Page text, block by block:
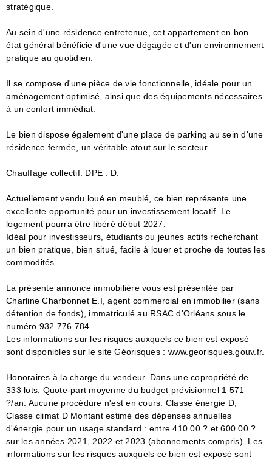
stratégique.
Au sein d'une résidence entretenue, cet appartement en bon
état général bénéficie d'une vue dégagée et d'un environnement
pratique au quotidien.
Il se compose d'une pièce de vie fonctionnelle, idéale pour un
aménagement optimisé, ainsi que des équipements nécessaires
à un confort immédiat.
Le bien dispose également d'une place de parking au sein d'une
résidence fermée, un véritable atout sur le secteur.
Chauffage collectif. DPE : D.
Actuellement vendu loué en meublé, ce bien représente une
excellente opportunité pour un investissement locatif. Le
logement pourra être libéré début 2027.
Idéal pour investisseurs, étudiants ou jeunes actifs recherchant
un bien pratique, bien situé, facile à louer et proche de toutes les
commodités.
La présente annonce immobilière vous est présentée par
Charline Charbonnet E.I, agent commercial en immobilier (sans
détention de fonds), immatriculé au RSAC d'Orléans sous le
numéro 932 776 784.
Les informations sur les risques auxquels ce bien est exposé
sont disponibles sur le site Géorisques : www.georisques.gouv.fr.
Honoraires à la charge du vendeur. Dans une copropriété de
333 lots. Quote-part moyenne du budget prévisionnel 1 571
?/an. Aucune procédure n'est en cours. Classe énergie D,
Classe climat D Montant estimé des dépenses annuelles
d'énergie pour un usage standard : entre 410.00 ? et 600.00 ?
sur les années 2021, 2022 et 2023 (abonnements compris). Les
informations sur les risques auxquels ce bien est exposé sont